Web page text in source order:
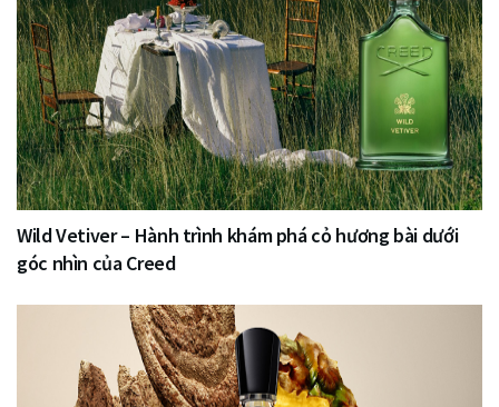
Wild Vetiver – Hành trình khám phá cỏ hương bài dưới
góc nhìn của Creed